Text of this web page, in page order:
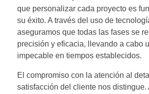
que personalizar cada proyecto es
su éxito. A través del uso de
aseguramos que todas las fases se
precisión y eficacia, llevando a cabo
impecable en tiempos establecidos.
El compromiso con la atención al
satisfacción del cliente nos distingue.